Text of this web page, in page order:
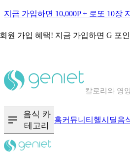
지금 가입하면 10,000P + 로또 10장
원 가입 혜택! 지금 가입하면 G 포
칼로리와 영
음식 카
테고리
홈커뮤니티 헬시딜음